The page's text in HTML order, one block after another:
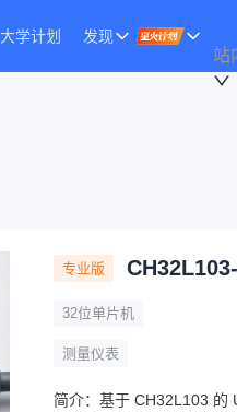
大学计划 发现
站
专业版
32位单片机
测量仪表
简介： 基于 CH32L103 的